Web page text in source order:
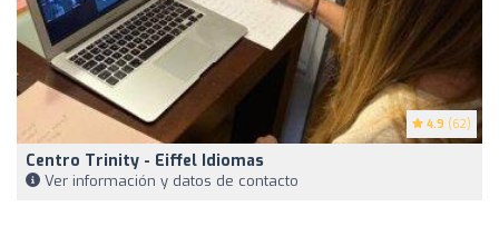
4.9 (62)
Centro Trinity - Eiffel Idiomas
Ver información y datos de contacto